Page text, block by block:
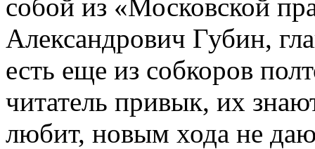
собой из «Московской
Александрович Губин,
есть еще из собкоров
читатель привык, их
любит, новым хода не